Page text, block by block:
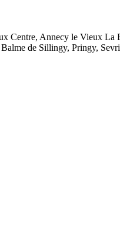
Centre, Annecy le Vieux
de Sillingy, Pringy,